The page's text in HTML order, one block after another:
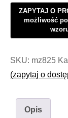
SKU: mz825
(zapytaj o
Opis